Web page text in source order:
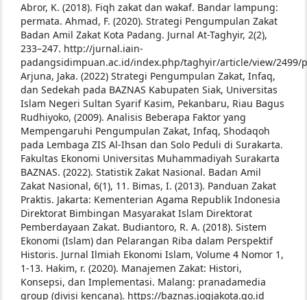
Abror, K. (2018). Fiqh zakat dan wakaf. Bandar lampung:
permata. Ahmad, F. (2020). Strategi Pengumpulan Zakat
Badan Amil Zakat Kota Padang. Jurnal At-Taghyir, 2(2),
233–247. http://jurnal.iain-
padangsidimpuan.ac.id/index.php/taghyir/article/view/2499/
Arjuna, Jaka. (2022) Strategi Pengumpulan Zakat, Infaq,
dan Sedekah pada BAZNAS Kabupaten Siak, Universitas
Islam Negeri Sultan Syarif Kasim, Pekanbaru, Riau Bagus
Rudhiyoko, (2009). Analisis Beberapa Faktor yang
Mempengaruhi Pengumpulan Zakat, Infaq, Shodaqoh
pada Lembaga ZIS Al-Ihsan dan Solo Peduli di Surakarta.
Fakultas Ekonomi Universitas Muhammadiyah Surakarta
BAZNAS. (2022). Statistik Zakat Nasional. Badan Amil
Zakat Nasional, 6(1), 11. Bimas, I. (2013). Panduan Zakat
Praktis. Jakarta: Kementerian Agama Republik Indonesia
Direktorat Bimbingan Masyarakat Islam Direktorat
Pemberdayaan Zakat. Budiantoro, R. A. (2018). Sistem
Ekonomi (Islam) dan Pelarangan Riba dalam Perspektif
Historis. Jurnal Ilmiah Ekonomi Islam, Volume 4 Nomor 1,
1-13. Hakim, r. (2020). Manajemen Zakat: Histori,
Konsepsi, dan Implementasi. Malang: pranadamedia
group (divisi kencana). https://baznas.jogjakota.go.id